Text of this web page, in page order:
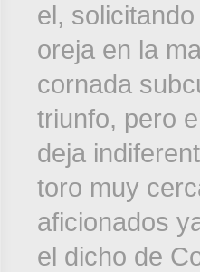
el,
oreja en la
cornada
triunfo, pero
deja
toro muy
aficionados
el dicho de